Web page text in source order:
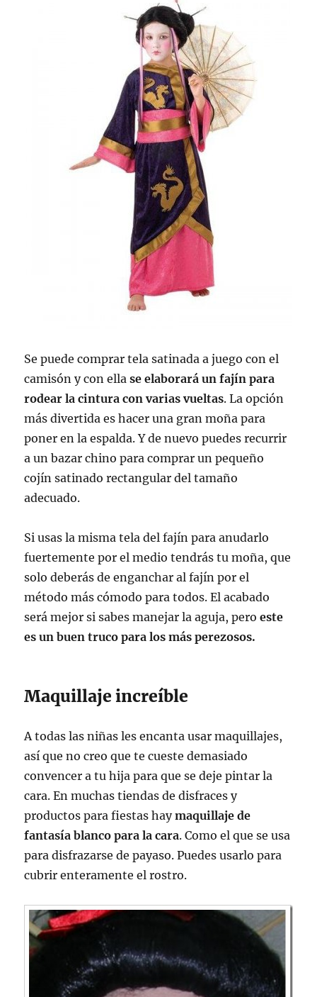
Se puede comprar tela satinada a juego con el
camisón y con ellase elaborará un fajín para
rodear la cintura con varias vueltas. La opción
más divertida es hacer una gran moña para
poner en la espalda. Y de nuevo puedes recurrir
a un bazar chino para comprar un pequeño
cojín satinado rectangular del tamaño
adecuado.
Si usas la misma tela del fajín para anudarlo
fuertemente por el medio tendrás tu moña, que
solo deberás de enganchar al fajín por el
método más cómodo para todos. El acabado
será mejor si sabes manejar la aguja, peroeste
es un buen truco para los más perezosos.
Maquillaje increíble
A todas las niñas les encanta usar maquillajes,
así que no creo que te cueste demasiado
convencer a tu hija para que se deje pintar la
cara. En muchas tiendas de disfraces y
productos para fiestas haymaquillaje de
fantasía blanco para la cara. Como el que se usa
para disfrazarse de payaso. Puedes usarlo para
cubrir enteramente el rostro.